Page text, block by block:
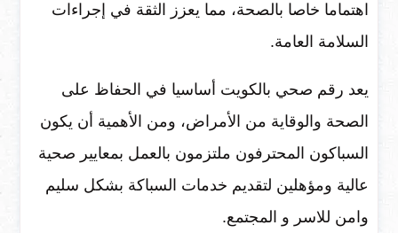
اهتماما خاصا بالصحة، مما يعزز الثقة في إجراءات
السلامة العامة.
يعد رقم صحي بالكويت أساسيا في الحفاظ على
الصحة والوقاية من الأمراض، ومن الأهمية أن يكون
السباكون المحترفون ملتزمون بالعمل بمعايير صحية
عالية ومؤهلين لتقديم خدمات السباكة بشكل سليم
وامن للاسر و المجتمع.